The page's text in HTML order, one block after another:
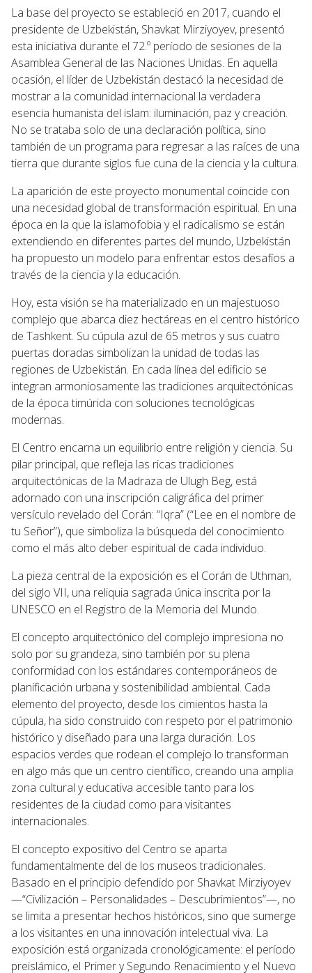
La base del proyecto se estableció en 2017, cuando el
presidente de Uzbekistán, Shavkat Mirziyoyev, presentó
esta iniciativa durante el 72.º período de sesiones de la
Asamblea General de las Naciones Unidas. En aquella
ocasión, el líder de Uzbekistán destacó la necesidad de
mostrar a la comunidad internacional la verdadera
esencia humanista del islam: iluminación, paz y creación.
No se trataba solo de una declaración política, sino
también de un programa para regresar a las raíces de una
tierra que durante siglos fue cuna de la ciencia y la cultura.
La aparición de este proyecto monumental coincide con
una necesidad global de transformación espiritual. En una
época en la que la islamofobia y el radicalismo se están
extendiendo en diferentes partes del mundo, Uzbekistán
ha propuesto un modelo para enfrentar estos desafíos a
través de la ciencia y la educación.
Hoy, esta visión se ha materializado en un majestuoso
complejo que abarca diez hectáreas en el centro histórico
de Tashkent. Su cúpula azul de 65 metros y sus cuatro
puertas doradas simbolizan la unidad de todas las
regiones de Uzbekistán. En cada línea del edificio se
integran armoniosamente las tradiciones arquitectónicas
de la época timúrida con soluciones tecnológicas
modernas.
El Centro encarna un equilibrio entre religión y ciencia. Su
pilar principal, que refleja las ricas tradiciones
arquitectónicas de la Madraza de Ulugh Beg, está
adornado con una inscripción caligráfica del primer
versículo revelado del Corán: “Iqra” (“Lee en el nombre de
tu Señor”), que simboliza la búsqueda del conocimiento
como el más alto deber espiritual de cada individuo.
La pieza central de la exposición es el Corán de Uthman,
del siglo VII, una reliquia sagrada única inscrita por la
UNESCO en el Registro de la Memoria del Mundo.
El concepto arquitectónico del complejo impresiona no
solo por su grandeza, sino también por su plena
conformidad con los estándares contemporáneos de
planificación urbana y sostenibilidad ambiental. Cada
elemento del proyecto, desde los cimientos hasta la
cúpula, ha sido construido con respeto por el patrimonio
histórico y diseñado para una larga duración. Los
espacios verdes que rodean el complejo lo transforman
en algo más que un centro científico, creando una amplia
zona cultural y educativa accesible tanto para los
residentes de la ciudad como para visitantes
internacionales.
El concepto expositivo del Centro se aparta
fundamentalmente del de los museos tradicionales.
Basado en el principio defendido por Shavkat Mirziyoyev
—“Civilización – Personalidades – Descubrimientos”—, no
se limita a presentar hechos históricos, sino que sumerge
a los visitantes en una innovación intelectual viva. La
exposición está organizada cronológicamente: el período
preislámico, el Primer y Segundo Renacimiento y el Nuevo